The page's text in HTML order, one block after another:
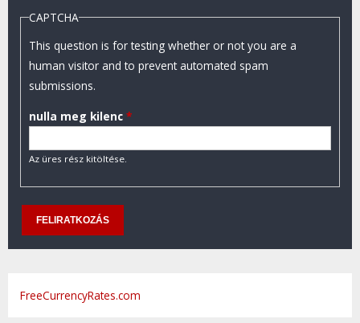
CAPTCHA
This question is for testing whether or not you are a
human visitor and to prevent automated spam
submissions.
nulla meg kilenc *
Az üres rész kitöltése.
FreeCurrencyRates.com